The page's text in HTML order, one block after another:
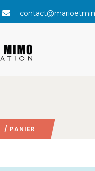
/ PANIER